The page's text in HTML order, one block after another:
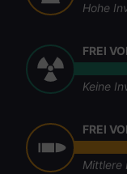
Hohe
FREI
Keine
FREI
Mittlere